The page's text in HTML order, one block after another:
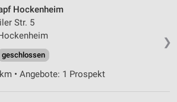
❯
Hockenheim
Str. 5
geschlossen
• Angebote: 1 Prospekt